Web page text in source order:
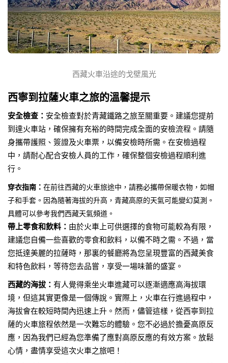
西藏火車沿途的戈壁風光
西寧到拉薩火車之旅的溫馨提示
安全檢查： 安全檢查對於青藏鐵路之旅至關重要。建議您提前
到達火車站，確保擁有充裕的時間完成全面的安檢流程。請隨
身攜帶護照、簽證及火車票，以備安檢時所需。在安檢過程
中，請耐心配合安檢人員的工作，確保整個安檢過程順利進
行。
穿衣指南： 在前往西藏的火車旅途中，請務必攜帶保暖衣物，如帽
子和手套。因為隨著海拔的升高，青藏高原的天氣可能變幻莫測。
具體可以參考我們西藏天氣頻道。
帶上零食和飲料： 由於火車上可供選擇的食物可能較為有限，
建議您自備一些喜歡的零食和飲料，以備不時之需。不過，當
您抵達美麗的拉薩時，那裏的餐廳將為您呈現豐富的西藏美食
和特色飲料，等待您去品嘗，享受一場味蕾的盛宴。
西藏的海拔： 有人覺得乘坐火車進藏可以逐漸適應高海拔環
境，但這其實更像是一個傳說。實際上，火車在行進過程中，
海拔會在較短時間內迅速上升。然而，儘管這樣，從西寧到拉
薩的火車旅程依然是一次難忘的體驗。您不必過於擔憂高原反
應，因為我們已經為您準備了應對高原反應的有效方案。放鬆
心情，盡情享受這次火車之旅吧！